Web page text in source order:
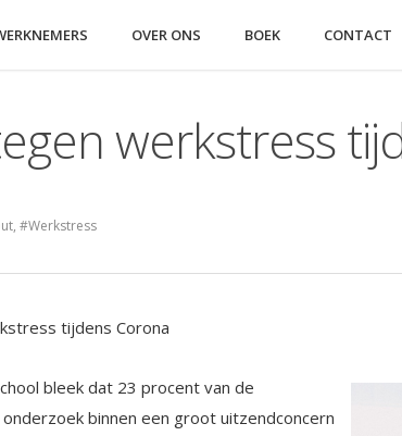
OVER ONS BOEK CONTACT
werkstress
, #Werkstress
tijdens Corona
bleek dat 23 procent van de
binnen een groot uitzendconcern